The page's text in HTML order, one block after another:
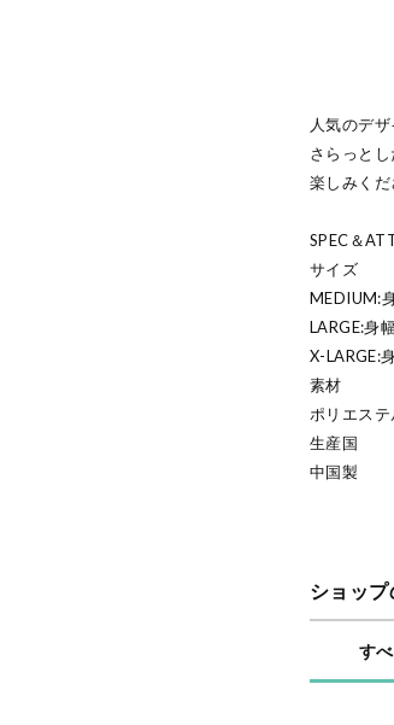
人気のデ
さらっと
楽しみくだ
SPEC＆
サイズ
MEDIUM:
LARGE:身
X-LARGE:
素材
ポリエス
生産国
中国製
ショップ
す